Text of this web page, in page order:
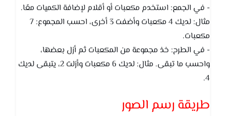
- في الجمع: استخدم مكعبات أو أقلام لإضافة الكميات معًا.
مثال: لديك 4 مكعبات وأضفت 3 أخرى، احسب المجموع: 7
مكعبات.
- في الطرح: خذ مجموعة من المكعبات ثم أزل بعضها،
واحسب ما تبقى. مثال: لديك 6 مكعبات وأزلت 2، يتبقى لديك
4.
طريقة رسم الصور